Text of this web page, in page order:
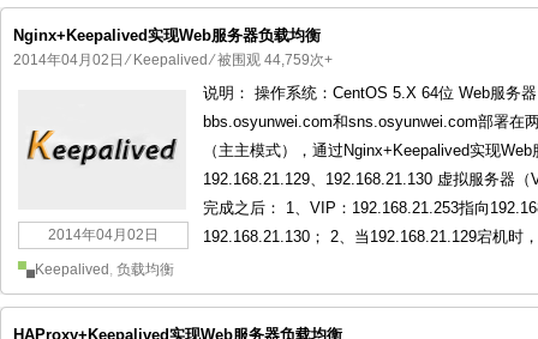
Nginx+Keepalived实现Web服务器负载均衡
2014年04月02日 ⁄ Keepalived ⁄ 被围观 44,759次+
2014年04月02日
说明： 操作系统：CentOS 5.X 64位 Web服务
bbs.osyunwei.com和sns.osyunwei.com部署在
（主主模式），通过Nginx+Keepalived实现
192.168.21.129、192.168.21.130 虚拟服务器
完成之后： 1、VIP：192.168.21.253指向
192.168.21.130； 2、当192.168.21.129宕机时
Keepalived , 负载均衡
HAProxy+Keepalived实现Web服务器负载均衡